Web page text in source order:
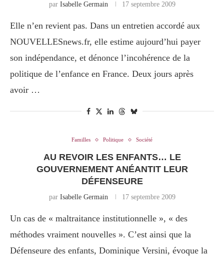
par Isabelle Germain 17 septembre 2009
Elle n’en revient pas. Dans un entretien accordé aux
NOUVELLESnews.fr, elle estime aujourd’hui payer
son indépendance, et dénonce l’incohérence de la
politique de l’enfance en France. Deux jours après
avoir …
Familles Politique Société
AU REVOIR LES ENFANTS… LE
GOUVERNEMENT ANÉANTIT LEUR
DÉFENSEURE
par Isabelle Germain 17 septembre 2009
Un cas de « maltraitance institutionnelle », « des
méthodes vraiment nouvelles ». C’est ainsi que la
Défenseure des enfants, Dominique Versini, évoque la